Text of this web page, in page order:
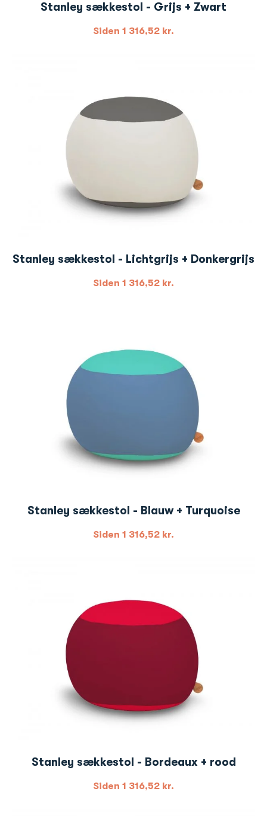
Stanley sækkestol - Grijs + Zwart
Siden 1 316,52 kr.
Stanley sækkestol - Lichtgrijs + Donkergrijs
Siden 1 316,52 kr.
Stanley sækkestol - Blauw + Turquoise
Siden 1 316,52 kr.
Stanley sækkestol - Bordeaux + rood
Siden 1 316,52 kr.